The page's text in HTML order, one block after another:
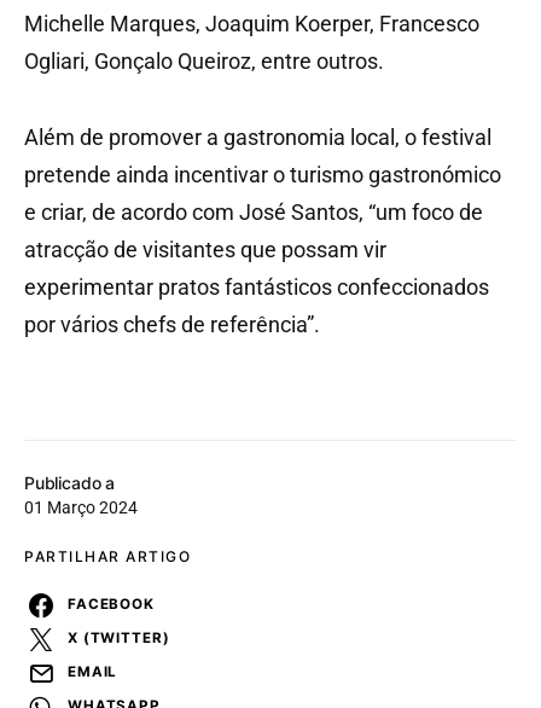
Publicado a
01 Março 2024
PARTILHAR ARTIGO
FACEBOOK
X (TWITTER)
EMAIL
Michelle Marques, Joaquim Koerper, Francesco
Ogliari, Gonçalo Queiroz, entre outros.
Além de promover a gastronomia local, o festival
pretende ainda incentivar o turismo gastronómico
e criar, de acordo com José Santos, “um foco de
atracção de visitantes que possam vir
experimentar pratos fantásticos confeccionados
por vários chefs de referência”.